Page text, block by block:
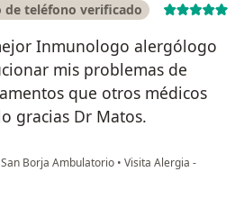
para el diagnóstico de alergia
de un centro médico en
de teléfono verificado
Inmunologo alergólogo
mis problemas de
que otros médicos
gracias Dr Matos.
Borja Ambulatorio • Visita Alergia -